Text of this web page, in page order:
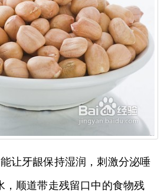
让牙龈保持湿润，刺激分泌唾
，顺道带走残留口中的食物残